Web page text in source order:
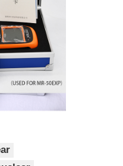
de seguridad radiológica,